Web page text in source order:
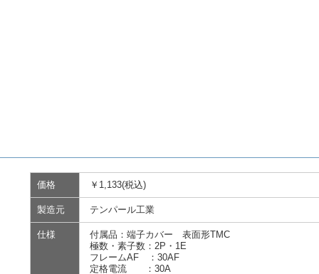
価格 ￥1,133(税込)
製造元 テンパール工業
仕様
付属品：端子カバー 表面形TMC
極数・素子数：2P・1E
フレームAF ：30AF
定格電流 ：30A